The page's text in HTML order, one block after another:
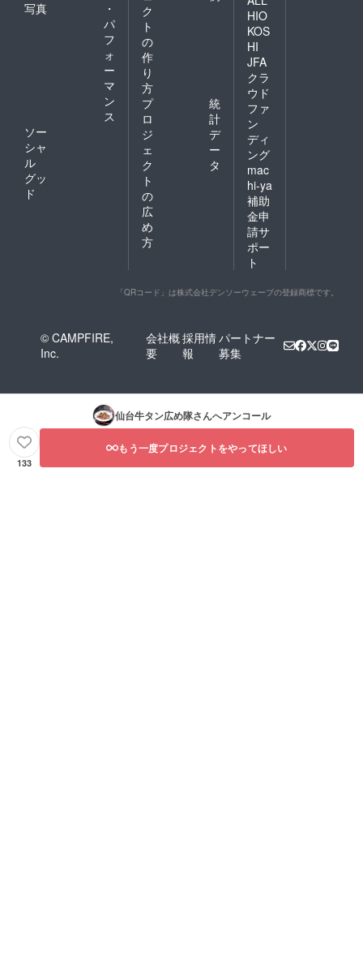
写真
・
パ
フ
ォ
ー
マ
ン
ス
ソー
シャ
ル
グッ
ド
ク
ト
の
作
り
方
プ
ロ
ジ
ェ
ク
ト
の
広
め
方
統
計
デ
ー
タ
HIO
KOS
HI
JFA
クラ
ウド
ファ
ン
ディ
ング
mac
hi-ya
補助
金申
請サ
ポー
ト
「QRコード」は株式会社デンソーウェーブの登録商標です。
© CAMPFIRE,
Inc.
会社概
要
採用情
報
パートナー
募集
仙台牛タン広め隊さんへアンコール
133
もう一度プロジェクトをやってほしい